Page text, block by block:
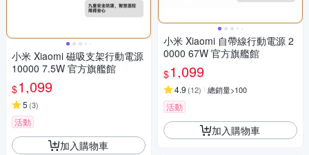
小米 Xiaomi 磁吸支架行動電源
10000 7.5W 官方旗艦館
$1,099
5 (3)
活動
加入購物車
小米 Xiaomi 自帶線行動電源 2
0000 67W 官方旗艦館
$1,099
4.9 (12) 總銷量>100
活動
加入購物車